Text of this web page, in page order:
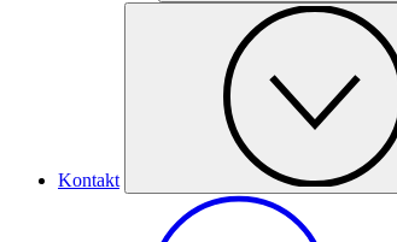
Kontakt